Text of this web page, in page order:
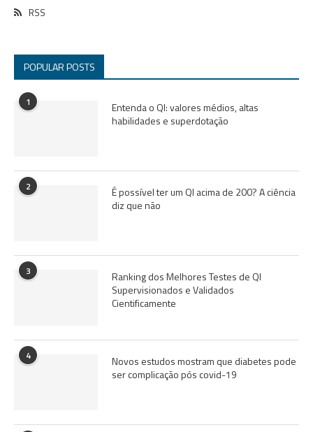
RSS
POPULAR POSTS
1
Entenda o QI: valores médios, altas
habilidades e superdotação
2
É possível ter um QI acima de 200? A ciência
diz que não
3
Ranking dos Melhores Testes de QI
Supervisionados e Validados
Cientificamente
4
Novos estudos mostram que diabetes pode
ser complicação pós covid-19